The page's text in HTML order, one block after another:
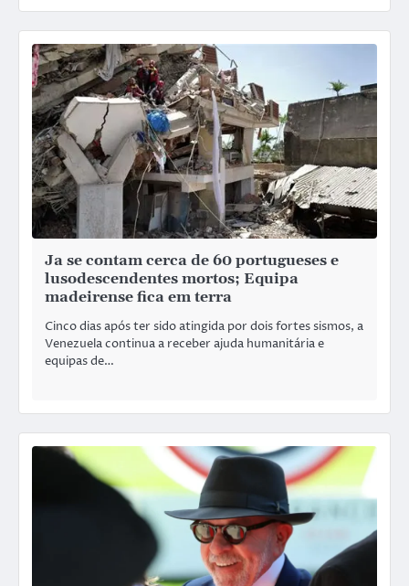
Ja se contam cerca de 60 portugueses e
lusodescendentes mortos; Equipa
madeirense fica em terra
Cinco dias após ter sido atingida por dois fortes sismos, a
Venezuela continua a receber ajuda humanitária e
equipas de…